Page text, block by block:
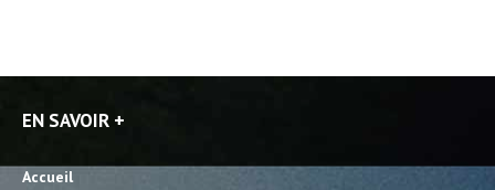
EN SAVOIR +
Accueil